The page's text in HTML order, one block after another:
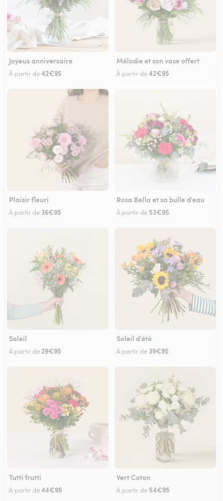
Joyeux anniversaire
À partir de42€95
Mélodie et son vase offert
À partir de42€95
Plaisir fleuri
À partir de 36€95
Rosa Bella et sa bulle d'eau
À partir de 53€95
Soleil
À partir de29€95
Soleil d'été
À partir de 39€95
Tutti frutti
À partir de44€95
Vert Coton
À partir de 54€95